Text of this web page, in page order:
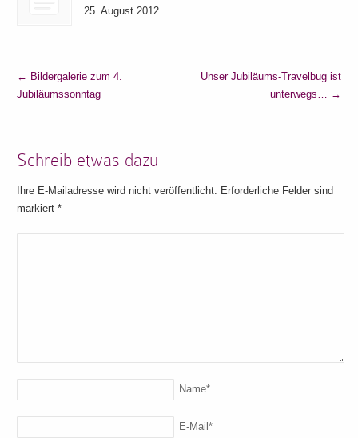
25. August 2012
← Bildergalerie zum 4.
Jubiläumssonntag
Unser Jubiläums-Travelbug ist
unterwegs…
→
Schreib etwas dazu
Ihre E-Mailadresse wird nicht veröffentlicht. Erforderliche Felder sind
markiert*
Name*
E-Mail*